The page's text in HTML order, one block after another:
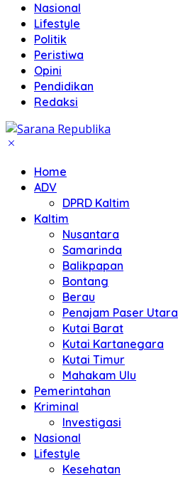
Nasional
Lifestyle
Politik
Peristiwa
Opini
Pendidikan
Redaksi
Home
ADV
DPRD Kaltim
Kaltim
Nusantara
Samarinda
Balikpapan
Bontang
Berau
Penajam Paser Utara
Kutai Barat
Kutai Kartanegara
Kutai Timur
Mahakam Ulu
Pemerintahan
Kriminal
Investigasi
Nasional
Lifestyle
Kesehatan